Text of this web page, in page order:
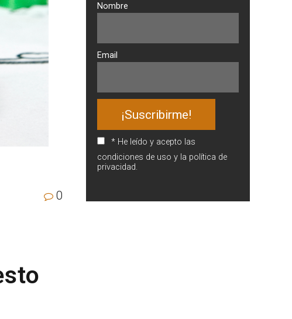
0
Nombre
Email
* He leído y acepto las
condiciones de uso y la política de
privacidad.